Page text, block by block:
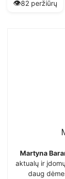
👁️82 peržiūrų
Martyna
aktualų ir
daug